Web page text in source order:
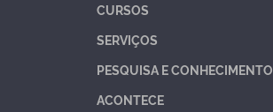
CURSOS
SERVIÇOS
PESQUISA E CONHECIMENTO
ACONTECE